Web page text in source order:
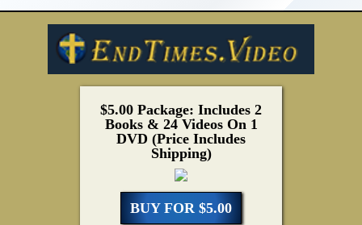
$5.00 Package: Includes 2
Books & 24 Videos On 1
DVD (Price Includes
Shipping)
BUY FOR $5.00